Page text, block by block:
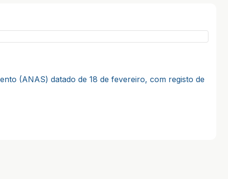
(ANAS) datado de 18 de fevereiro, com registo de